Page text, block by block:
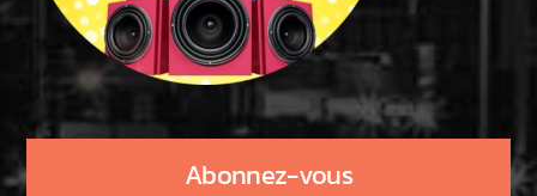
Abonnez-vous